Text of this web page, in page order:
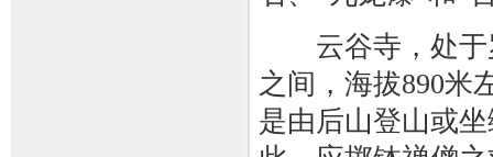
云谷寺，处于
之间，海拔890米
是由后山登山或